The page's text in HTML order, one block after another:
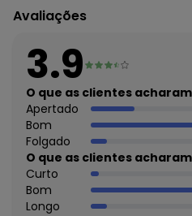
O preço apresentado abaixo
algum dia do mês, para o
agosto/2026
julho/2026
junho/2026
maio/2026
abril/2026
março/2026
fevereiro/2026
Avaliações
3.9
O que as clientes
Apertado
Bom
Folgado
O que as clientes
Curto
Bom
Longo